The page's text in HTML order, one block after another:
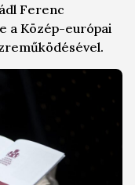
Ferenc
a Közép-európai